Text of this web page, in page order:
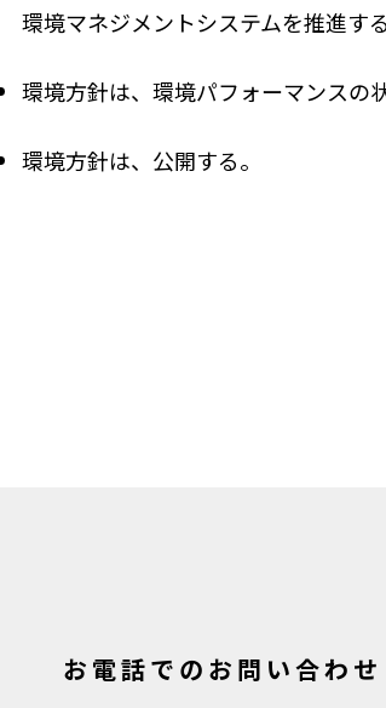
環境マネジメントシステムを推進す
環境方針は、環境パフォーマンスの
環境方針は、公開する。
お電話でのお問い合わせ